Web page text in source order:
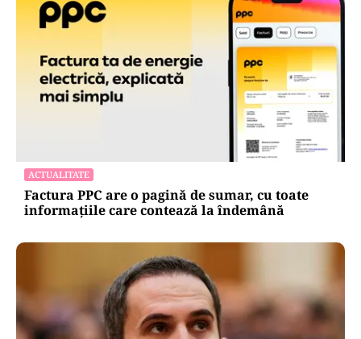
ACTUALITATE
Factura PPC are o pagină de sumar, cu toate
informațiile care contează la îndemână